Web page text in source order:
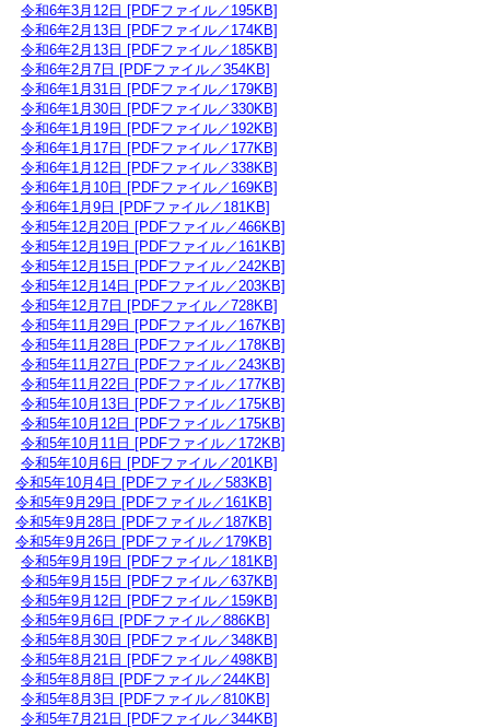
令和6年3月12日 [PDFファイル／195KB]
令和6年2月13日 [PDFファイル／174KB]
令和6年2月13日 [PDFファイル／185KB]
令和6年2月7日 [PDFファイル／354KB]
令和6年1月31日 [PDFファイル／179KB]
令和6年1月30日 [PDFファイル／330KB]
令和6年1月19日 [PDFファイル／192KB]
令和6年1月17日 [PDFファイル／177KB]
令和6年1月12日 [PDFファイル／338KB]
令和6年1月10日 [PDFファイル／169KB]
令和6年1月9日 [PDFファイル／181KB]
令和5年12月20日 [PDFファイル／466KB]
令和5年12月19日 [PDFファイル／161KB]
令和5年12月15日 [PDFファイル／242KB]
令和5年12月14日 [PDFファイル／203KB]
令和5年12月7日 [PDFファイル／728KB]
令和5年11月29日 [PDFファイル／167KB]
令和5年11月28日 [PDFファイル／178KB]
令和5年11月27日 [PDFファイル／243KB]
令和5年11月22日 [PDFファイル／177KB]
令和5年10月13日 [PDFファイル／175KB]
令和5年10月12日 [PDFファイル／175KB]
令和5年10月11日 [PDFファイル／172KB]
令和5年10月6日 [PDFファイル／201KB]
令和5年10月4日 [PDFファイル／583KB]
令和5年9月29日 [PDFファイル／161KB]
令和5年9月28日 [PDFファイル／187KB]
令和5年9月26日 [PDFファイル／179KB]
令和5年9月19日 [PDFファイル／181KB]
令和5年9月15日 [PDFファイル／637KB]
令和5年9月12日 [PDFファイル／159KB]
令和5年9月6日 [PDFファイル／886KB]
令和5年8月30日 [PDFファイル／348KB]
令和5年8月21日 [PDFファイル／498KB]
令和5年8月8日 [PDFファイル／244KB]
令和5年8月3日 [PDFファイル／810KB]
令和5年7月21日 [PDFファイル／344KB]